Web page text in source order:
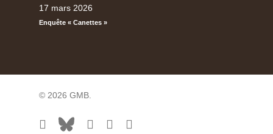
17 mars 2026
Enquête « Canettes »
© 2026 GMB.
facebook
bluesky vimeoRSS flickr